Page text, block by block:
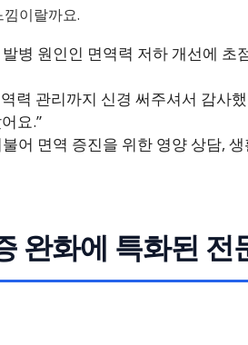
이랄까요.
병 원인인 면역력 저하 개선에 초
력 관리까지 신경 써주셔서 감사
요.”
어 면역 증진을 위한 영양 상담,
완화에 특화된 전